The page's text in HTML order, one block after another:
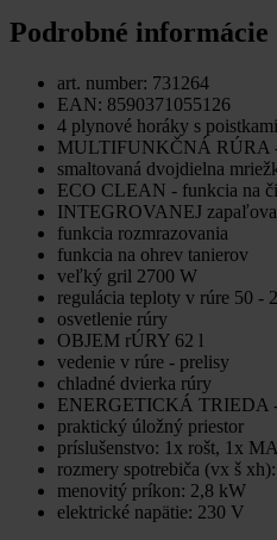
Podrobné informácie
art. number: 731264
EAN: 8590371055126
4 plynové horáky s
MULTIFUNKČNÁ RÚRA
smaltovaná dvojdielna
ECO CLEAN - funkcia na
INTEGROVANEJ
funkcia rozmrazovania
funkcia na ohrev tanierov
veľký gril 2700 W
regulácia teploty v rúre 50 -
osvetlenie rúry
OBJEM rÚRY 62 l
vedenie v rúre - prelisy
chladné dvierka rúry
ENERGETICKÁ TRIEDA
praktický úložný priestor
príslušenstvo: 1x rošt, 1x
rozmery spotrebiča (vx š
menovitý príkon: 2,8 kW
elektrické napätie: 230 V